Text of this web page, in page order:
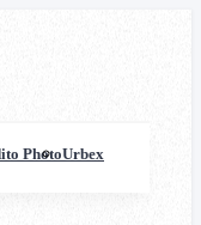
PhotoUrbex